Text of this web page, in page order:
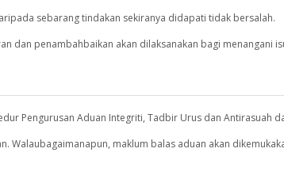
sebarang tindakan sekiranya didapati tidak bersalah.
dan penambahbaikan akan dilaksanakan bagi menangani
Pengurusan Aduan Integriti, Tadbir Urus dan Antirasuah
Walaubagaimanapun, maklum balas aduan akan